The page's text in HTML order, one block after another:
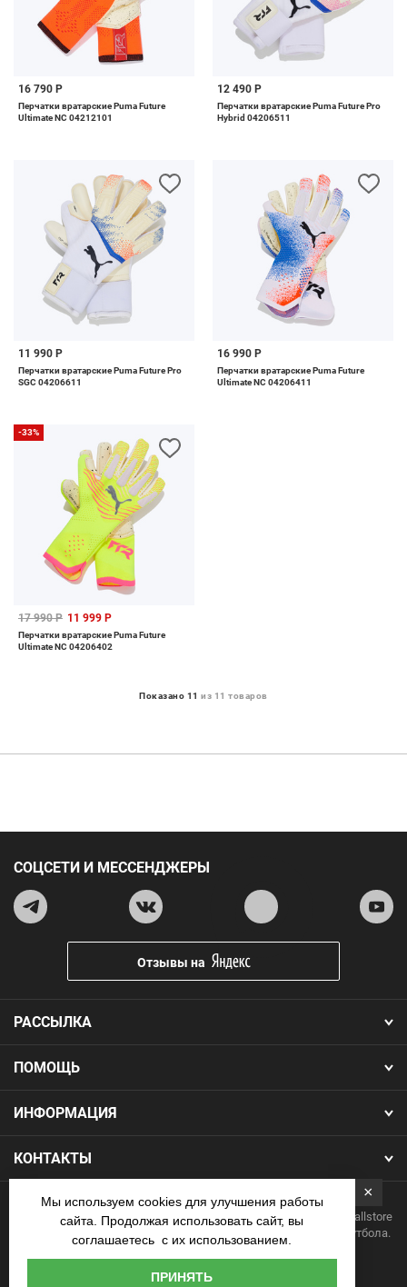
16 790 Р
Перчатки вратарские Puma Future
Ultimate NC 04212101
12 490 Р
Перчатки вратарские Puma Future Pro
Hybrid 04206511
11 990 Р
Перчатки вратарские Puma Future Pro
SGC 04206611
16 990 Р
Перчатки вратарские Puma Future
Ultimate NC 04206411
-33%
17 990 Р 11 999 Р
Перчатки вратарские Puma Future
Ultimate NC 04206402
Показано 11 из 11 товаров
ПОМОЩЬ
ИНФОРМАЦИЯ
КОНТАКТЫ
РАССЫЛКА
СОЦСЕТИ И МЕССЕНДЖЕРЫ
Отзывы на
Copyright 2026.Все права защищены. Интернет-магазин Footballstore
— продажа футбольной формы, бутс, мячей и одежды для футбола.
×
Мы используем cookies для улучшения работы
сайта. Продолжая использовать сайт, вы
соглашаетесь с их использованием.
ПРИНЯТЬ